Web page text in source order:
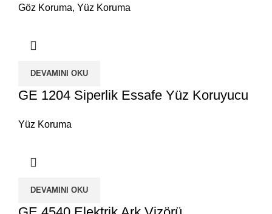
Göz Koruma, Yüz Koruma
DEVAMINI OKU
GE 1204 Siperlik Essafe Yüz Koruyucu
Yüz Koruma
DEVAMINI OKU